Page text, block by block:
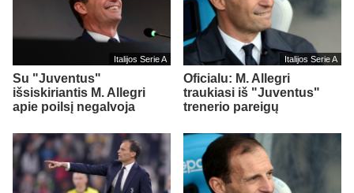
Italijos Serie A
Su "Juventus"
išsiskiriantis M. Allegri
apie poilsį negalvoja
Italijos Serie A
Oficialu: M. Allegri
traukiasi iš "Juventus"
trenerio pareigų